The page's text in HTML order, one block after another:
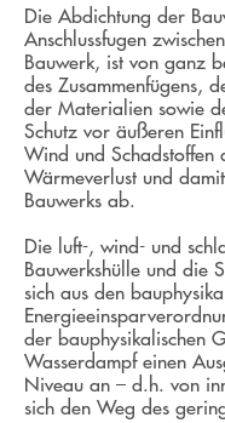
Die Abdichtung der
Anschlussfugen
Bauwerk, ist von ganz
des Zusammenfügens,
der Materialien sowie
Schutz vor äußeren
Wind und Schadstoffen
Wärmeverlust und
Bauwerks ab.
Die luft-, wind- und
Bauwerkshülle und die
sich aus den
der bauphysikalischen
Wasserdampf einen
Niveau an – d.h. von
sich den Weg des